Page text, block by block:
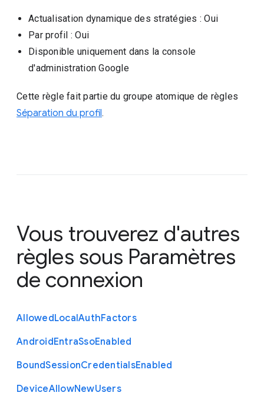
Actualisation dynamique des stratégies : Oui
Par profil : Oui
Disponible uniquement dans la console
d'administration Google
Cette règle fait partie du groupe atomique de règles
Séparation du profil.
Vous trouverez d'autres
règles sous Paramètres
de connexion
AllowedLocalAuthFactors
AndroidEntraSsoEnabled
BoundSessionCredentialsEnabled
DeviceAllowNewUsers